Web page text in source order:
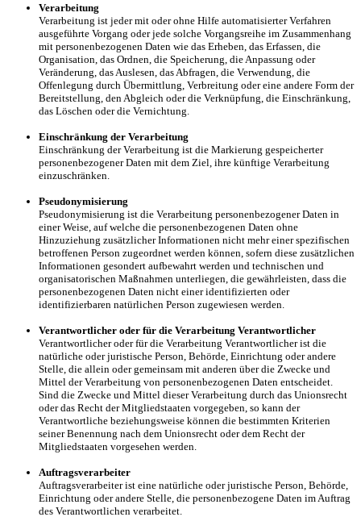
Verarbeitung
Verarbeitung ist jeder mit oder ohne Hilfe automatisierter Verfahren
ausgeführte Vorgang oder jede solche Vorgangsreihe im Zusammenhang
mit personenbezogenen Daten wie das Erheben, das Erfassen, die
Organisation, das Ordnen, die Speicherung, die Anpassung oder
Veränderung, das Auslesen, das Abfragen, die Verwendung, die
Offenlegung durch Übermittlung, Verbreitung oder eine andere Form der
Bereitstellung, den Abgleich oder die Verknüpfung, die Einschränkung,
das Löschen oder die Vernichtung.
Einschränkung der Verarbeitung
Einschränkung der Verarbeitung ist die Markierung gespeicherter
personenbezogener Daten mit dem Ziel, ihre künftige Verarbeitung
einzuschränken.
Pseudonymisierung
Pseudonymisierung ist die Verarbeitung personenbezogener Daten in
einer Weise, auf welche die personenbezogenen Daten ohne
Hinzuziehung zusätzlicher Informationen nicht mehr einer spezifischen
betroffenen Person zugeordnet werden können, sofern diese zusätzlichen
Informationen gesondert aufbewahrt werden und technischen und
organisatorischen Maßnahmen unterliegen, die gewährleisten, dass die
personenbezogenen Daten nicht einer identifizierten oder
identifizierbaren natürlichen Person zugewiesen werden.
Verantwortlicher oder für die Verarbeitung Verantwortlicher
Verantwortlicher oder für die Verarbeitung Verantwortlicher ist die
natürliche oder juristische Person, Behörde, Einrichtung oder andere
Stelle, die allein oder gemeinsam mit anderen über die Zwecke und
Mittel der Verarbeitung von personenbezogenen Daten entscheidet.
Sind die Zwecke und Mittel dieser Verarbeitung durch das Unionsrecht
oder das Recht der Mitgliedstaaten vorgegeben, so kann der
Verantwortliche beziehungsweise können die bestimmten Kriterien
seiner Benennung nach dem Unionsrecht oder dem Recht der
Mitgliedstaaten vorgesehen werden.
Auftragsverarbeiter
Auftragsverarbeiter ist eine natürliche oder juristische Person, Behörde,
Einrichtung oder andere Stelle, die personenbezogene Daten im Auftrag
des Verantwortlichen verarbeitet.